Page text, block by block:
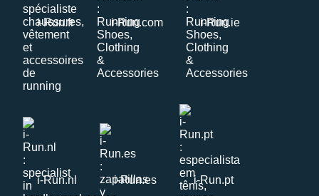
i-Run.fr i-Run.com i-Run.ie
i-Run.nl i-Run.es i-Run.pt